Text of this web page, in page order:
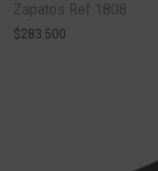
Zapatos Ref 1808
$283.500